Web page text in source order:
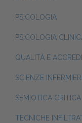
PSICOLOGIA
PSICOLOGIA
QUALITÀ E
SCIENZE
SEMIOTICA CRITICA
TECNICHE